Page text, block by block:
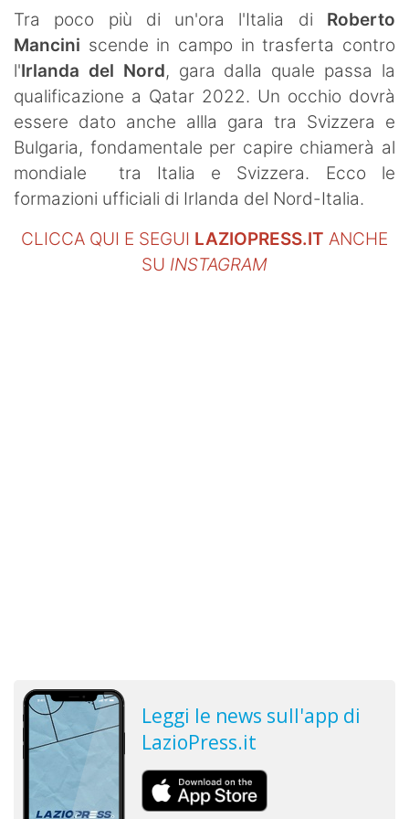
SHOP LAZIO
Contatti
Tra poco più di un'ora l'Italia di Roberto
Mancini scende in campo in trasferta contro
l'Irlanda del Nord, gara dalla quale passa la
qualificazione a Qatar 2022. Un occhio dovrà
essere dato anche allla gara tra Svizzera e
Bulgaria, fondamentale per capire chiamerà al
mondiale tra Italia e Svizzera. Ecco le
formazioni ufficiali di Irlanda del Nord-Italia.
CLICCA QUI E SEGUI LAZIOPRESS.IT ANCHE
SU INSTAGRAM